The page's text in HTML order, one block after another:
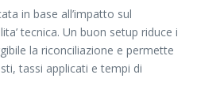
in base all’impatto sul
tecnica. Un buon setup riduce i
la riconciliazione e permette
tassi applicati e tempi di